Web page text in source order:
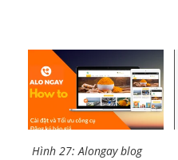
Hình 27: Alongay blog